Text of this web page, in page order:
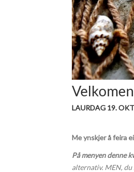
LAURDAG 19.
Me ynskjer å feira
På menyen denne
alternativ. MEN, du